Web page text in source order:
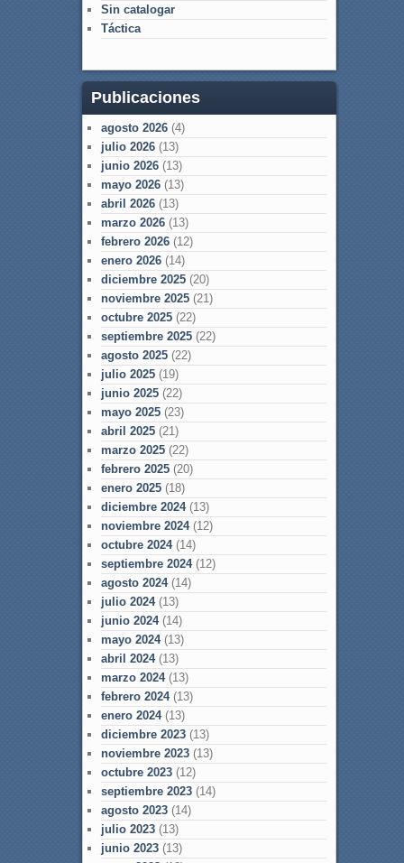
Sin catalogar
Táctica
Publicaciones
agosto 2026(4)
julio 2026(13)
junio 2026(13)
mayo 2026(13)
abril 2026(13)
marzo 2026(13)
febrero 2026(12)
enero 2026(14)
diciembre 2025(20)
noviembre 2025(21)
octubre 2025(22)
septiembre 2025(22)
agosto 2025(22)
julio 2025(19)
junio 2025(22)
mayo 2025(23)
abril 2025(21)
marzo 2025(22)
febrero 2025(20)
enero 2025(18)
diciembre 2024(13)
noviembre 2024(12)
octubre 2024(14)
septiembre 2024(12)
agosto 2024(14)
julio 2024(13)
junio 2024(14)
mayo 2024(13)
abril 2024(13)
marzo 2024(13)
febrero 2024(13)
enero 2024(13)
diciembre 2023(13)
noviembre 2023(13)
octubre 2023(12)
septiembre 2023(14)
agosto 2023(14)
julio 2023(13)
junio 2023(13)